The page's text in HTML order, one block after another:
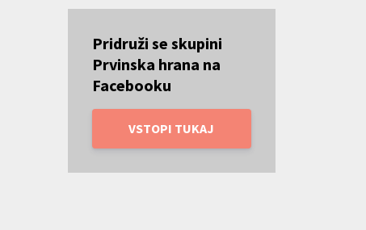
Pridruži se skupini
Prvinska hrana na
Facebooku
VSTOPI TUKAJ